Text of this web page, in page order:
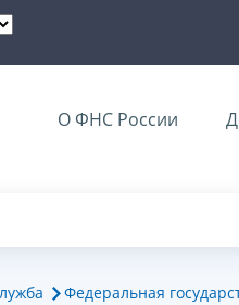
О ФНС России
Федеральная